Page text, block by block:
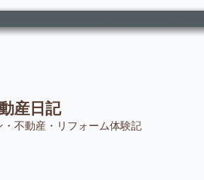
産日記
不動産・リフォーム体験記